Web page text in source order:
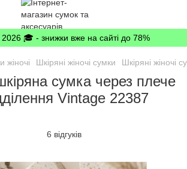
🎓 - знижки вже на сайті до 78%
жіночі Шкіряні жіночі сумки Шкіряні жіночі
сумка через плече
Vintage 22387
6 відгуків